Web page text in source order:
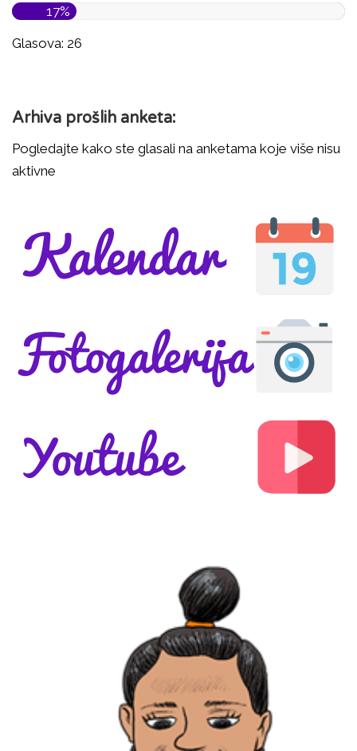
17%
Glasova: 26
Arhiva prošlih anketa:
Pogledajte kako ste glasali na anketama koje više nisu
aktivne